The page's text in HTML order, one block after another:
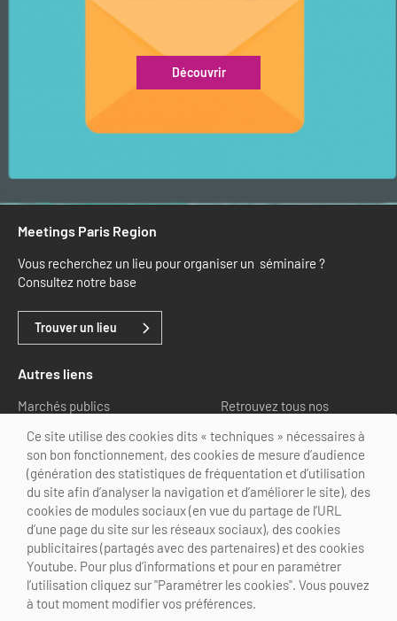
Découvrir
Meetings Paris Region
Vous recherchez un lieu pour organiser un séminaire ?
Consultez notre base
Trouver un lieu
Autres liens
Marchés publics
Retrouvez tous nos
Nous suivre
@Choose Paris Region
Mentions légales
Crédits Personnalisation des cookies
Ce site utilise des cookies dits « techniques » nécessaires à
son bon fonctionnement, des cookies de mesure d’audience
(génération des statistiques de fréquentation et d’utilisation
du site afin d’analyser la navigation et d’améliorer le site), des
cookies de modules sociaux (en vue du partage de l’URL
d’une page du site sur les réseaux sociaux), des cookies
publicitaires (partagés avec des partenaires) et des cookies
Youtube. Pour plus d’informations et pour en paramétrer
l’utilisation cliquez sur "Paramétrer les cookies". Vous pouvez
à tout moment modifier vos préférences.